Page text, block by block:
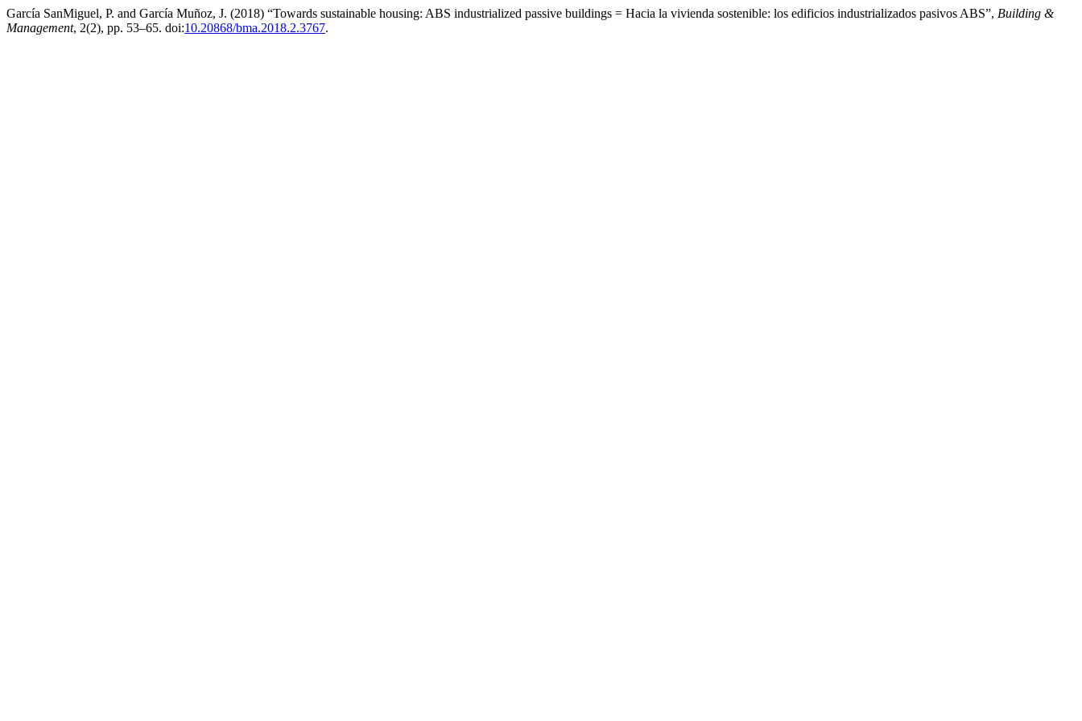
García SanMiguel, P. and García Muñoz, J. (2018) “Towards sustainable housing: ABS industrialized passive buildings = Hacia la vivienda sostenible: los edificios industrializados pasivos ABS”, Building &
Management, 2(2), pp. 53–65. doi:10.20868/bma.2018.2.3767.